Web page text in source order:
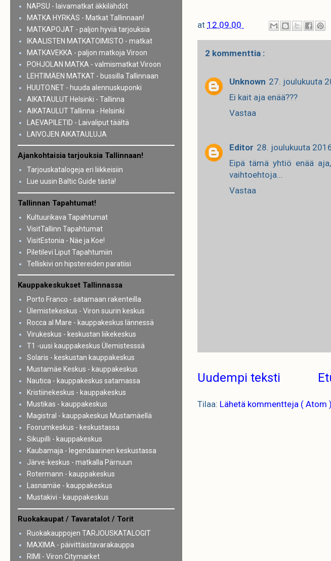
at 12.09.00
2 kommenttia :
Unknown 27. joulukuuta
Ei kait aja enää???
Vastaa
Editor 28. joulukuuta
Eipä tämä yhtiö enää
vaihtoehtoja...
Vastaa
Uudempi teksti
Tilaa: Lähetä kommentteja ( Atom )
NAPSU - laivamatkat äkkilähdöt
MATKA HYRKÄS - Matkat Tallinnaan!
MATKAPOJAT - paljon hyviä tarjouksia
IKAALISTEN MATKATOIMISTO - matkat
MATKAVEKKA - paljon matkoja Viroon
POHJOLAN MATKA - valmismatkat Viroon
LEHTIMÄEN MATKAT - bussilla Tallinnaan
HUUTO.NET - huuda alennuskuponki
AIKATAULUT Helsinki - Tallinna
AIKATAULUT Tallinna - Helsinki
LAEVAPILETID - Laivaliput täältä
LAIVOJEN AIKATAULUJA
Ajankohtaisia tarjouksia Tallinnaan!
Tarjouskatalogeja eri liikkeisiin
Lue uusin Baltic Guide tästä!
Tallinnan Tapahtumat!
Kultuurikava Tapahtumat
VisitTallinn Tapahtumat
VisitEstonia - Näe ja Koe!
Piletilevi Liput Tapahtumiin
Telliskivi on hipstereiden paratiisi
Kauppakeskukset Tallinnassa
Porto Franco - satamaan rakenteilla
Ülemistekeskus - Viron suurin keskus
Rocca al Mare - kauppakeskus lännessä
Virukeskus - keskustan liikekeskus
T1 -uusi kauppakeskus Ülemistesssä
Solaris - keskustan kauppakeskus
Mustamäe Keskus - kauppakeskus
Nautica - kauppakeskus satamassa
Kristiinekeskus - kauppakeskus
Mustikas - kauppakeskus
Magistral - kauppakeskus Mustamäellä
Foorumkeskus - keskustassa
Sikupilli - kauppakeskus
Kaubamaja - legendaarinen keskustassa
Järve-keskus - matkalla Pärnuun
Rotermann - kauppakeskus
Lasnamäe - kauppakeskus
Mustakivi - kauppakeskus
Ruokakaupat / Tavaratalot / Torit
Ruokakauppojen TARJOUSKATALOGIT
MAXIMA - päivittäistavarakauppa
RIMI - Viron Citymarket